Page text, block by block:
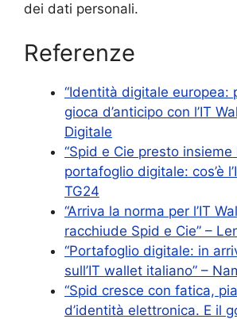
dei dati personali.
Referenze
“Identità digitale europea:
gioca d’anticipo con l’IT
Digitale
“Spid e Cie presto
portafoglio digitale: cos’è
TG24
“Arriva la norma per l’IT
racchiude Spid e Cie” –
“Portafoglio digitale: in
sull’IT wallet italiano” –
“Spid cresce con fatica,
d’identità elettronica. E il